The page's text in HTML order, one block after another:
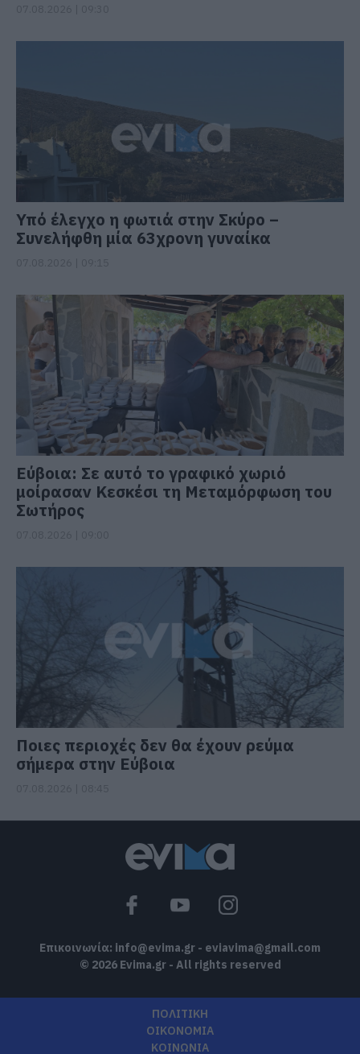
Υπό έλεγχο η φωτιά στην Σκύρο –
Συνελήφθη μία 63χρονη γυναίκα
Εύβοια: Σε αυτό το γραφικό χωριό
μοίρασαν Κεσκέσι τη Μεταμόρφωση του
Σωτήρος
Ποιες περιοχές δεν θα έχουν ρεύμα
σήμερα στην Εύβοια
Επικοινωνία: info@evima.gr - eviavima@gmail.com
© 2026 Evima.gr - All rights reserved
ΠΟΛΙΤΙΚΗ
ΟΙΚΟΝΟΜΙΑ
ΚΟΙΝΩΝΙΑ